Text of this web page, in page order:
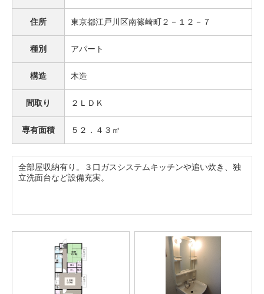
住所 東京都江戸川区南篠崎町２－１２－７
種別 アパート
構造 木造
間取り ２ＬＤＫ
専有面積 ５２．４３㎡
全部屋収納有り。３口ガスシステムキッチンや追い炊き、独
立洗面台など設備充実。